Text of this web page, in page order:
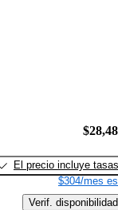
El precio incluye tasas
$304/mes
Verif. disponibilidad